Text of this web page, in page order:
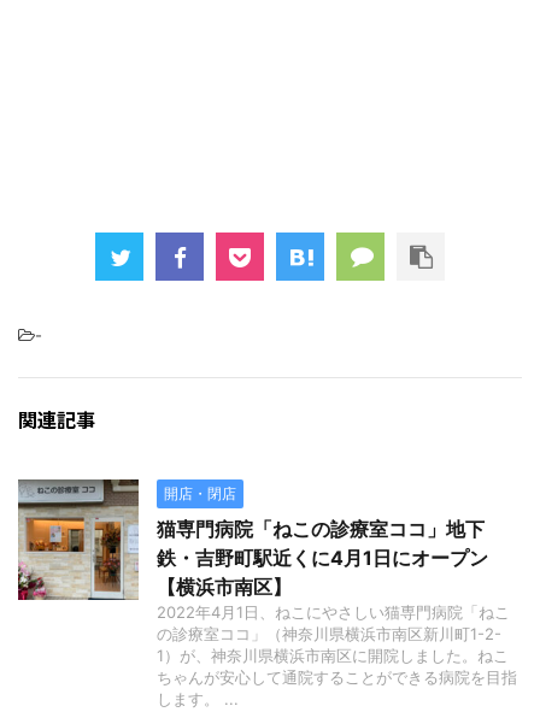
-
関連記事
開店・閉店
猫専門病院「ねこの診療室ココ」地下
鉄・吉野町駅近くに4月1日にオープン
【横浜市南区】
2022年4月1日、ねこにやさしい猫専門病院「ねこ
の診療室ココ」（神奈川県横浜市南区新川町1-2-
1）が、神奈川県横浜市南区に開院しました。ねこ
ちゃんが安心して通院することができる病院を目指
します。 ...